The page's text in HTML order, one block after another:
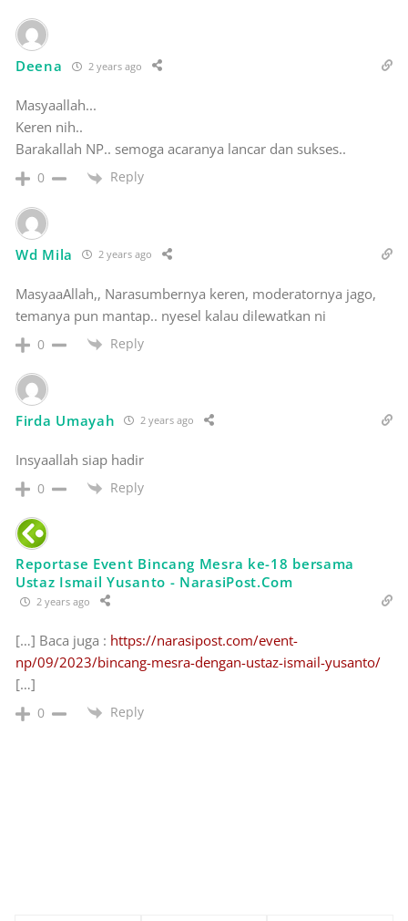
Deena 2 years ago
Masyaallah...
Keren nih..
Barakallah NP.. semoga acaranya lancar dan sukses..
0 Reply
Wd Mila 2 years ago
MasyaaAllah,, Narasumbernya keren, moderatornya jago,
temanya pun mantap.. nyesel kalau dilewatkan ni
0 Reply
Firda Umayah 2 years ago
Insyaallah siap hadir
0 Reply
Reportase Event Bincang Mesra ke-18 bersama
Ustaz Ismail Yusanto - NarasiPost.Com
2 years ago
[…] Baca juga : https://narasipost.com/event-
np/09/2023/bincang-mesra-dengan-ustaz-ismail-yusanto/
[…]
0 Reply